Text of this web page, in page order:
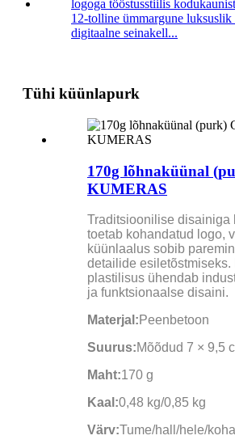
12-tolline ümmargune
digitaalne seinakell...
Tühi küünlapurk
170g lõhnaküünal
KUMERAS
Traditsioonilise disainiga
toetab kohandatud logo,
küünlaalus sobib
detailide esiletõstmiseks.
plastilisus ühendab
ja funktsionaalse disaini.
Materjal: Peenbetoon
Suurus:Mõõdud 7 × 9,5
Maht:170 g
Kaal:0,48 kg/0,85 kg
Värv:Tume/hall/hele/